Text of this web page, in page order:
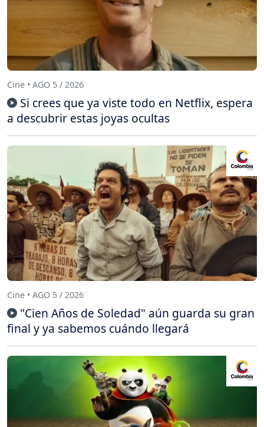
Cine • AGO 5 / 2026
Si crees que ya viste todo en Netflix, espera
a descubrir estas joyas ocultas
Cine • AGO 5 / 2026
"Cien Años de Soledad" aún guarda su gran
final y ya sabemos cuándo llegará